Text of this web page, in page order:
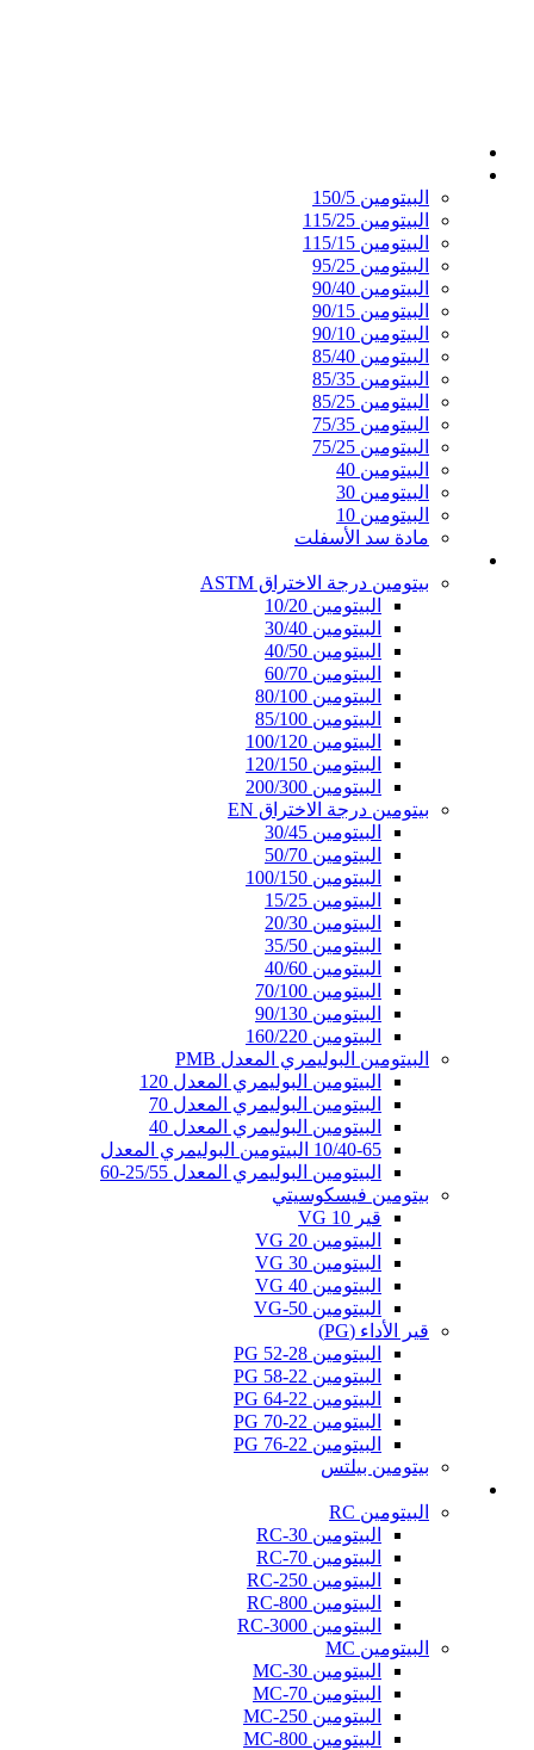
البيتومين 150/5
البيتومين 115/25
البيتومين 115/15
البيتومين 95/25
البيتومين 90/40
البيتومين 90/15
البيتومين 90/10
البيتومين 85/40
البيتومين 85/35
البيتومين 85/25
البيتومين 75/35
البيتومين 75/25
البيتومين 40
البيتومين 30
البيتومين 10
مادة سد الأسفلت
بيتومين درجة الاختراق ASTM
البيتومين 10/20
البيتومين 30/40
البيتومين 40/50
البيتومين 60/70
البيتومين 80/100
البيتومين 85/100
البيتومين 100/120
البيتومين 120/150
البيتومين 200/300
بيتومين درجة الاختراق EN
البيتومين 30/45
البيتومين 50/70
البيتومين 100/150
البيتومين 15/25
البيتومين 20/30
البيتومين 35/50
البيتومين 40/60
البيتومين 70/100
البيتومين 90/130
البيتومين 160/220
البيتومين البوليمري المعدل PMB
البيتومين البوليمري المعدل 120
البيتومين البوليمري المعدل 70
البيتومين البوليمري المعدل 40
10/40-65 البيتومين البوليمري المعدل
البيتومين البوليمري المعدل 25/55-60
بيتومين فيسكوسيتي
قير VG 10
البيتومين VG 20
البيتومين VG 30
البيتومين VG 40
البيتومين VG-50
قير الأداء (PG)
البيتومين PG 52-28
البيتومين PG 58-22
البيتومين PG 64-22
البيتومين PG 70-22
البيتومين PG 76-22
بيتومين بيلتس
البيتومين RC
البيتومين RC-30
البيتومين RC-70
البيتومين RC-250
البيتومين RC-800
البيتومين RC-3000
البيتومين MC
البيتومين MC-30
البيتومين MC-70
البيتومين MC-250
البيتومين MC-800